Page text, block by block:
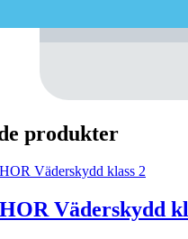
produkter
Väderskydd